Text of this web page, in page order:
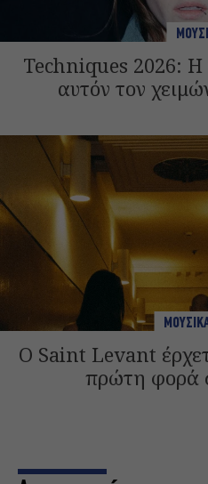
Techniques 2026:
αυτόν τον
Ο Saint Levant
πρώτη φορά